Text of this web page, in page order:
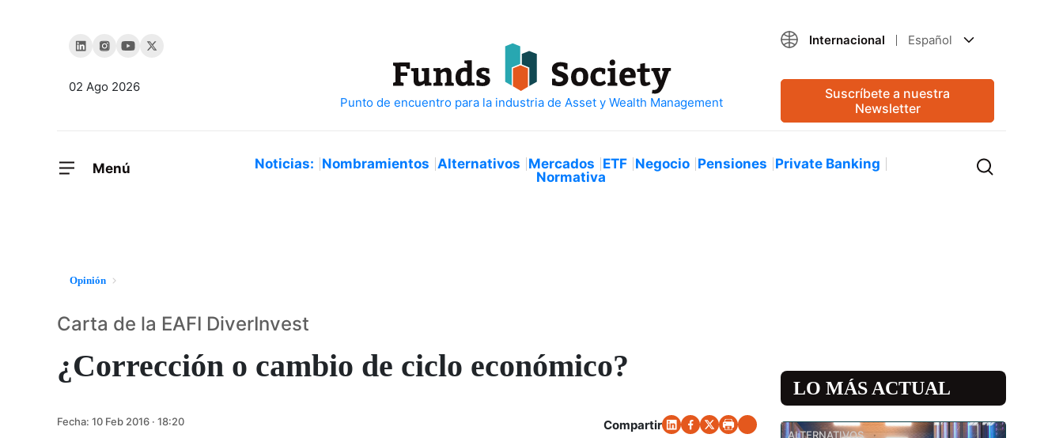
02 Ago 2026
Internacional Español
Suscríbete a nuestra
Newsletter
Menú Noticias: Nombramientos Alternativos Mercados ETF Negocio Pensiones Private Banking
Normativa
Opinión
¿Corrección o cambio de ciclo económico?
Carta de la EAFI DiverInvest
Fecha: 10 Feb 2016 · 18:20 Compartir
LO MÁS ACTUAL
ALTERNATIVOS